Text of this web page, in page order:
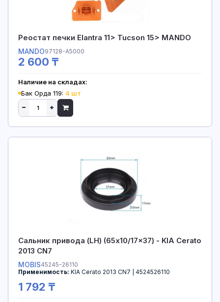
Реостат печки Elantra 11> Tucson 15> MANDO
MANDO97128-A5000
2 600 ₸
Наличие на складах:
Бак Орда 119: 4 шт
Сальник привода (LH) (65x10/17x37) - KIA Cerato
2013 CN7
MOBIS45245-26110
Применимость: KIA Cerato 2013 CN7 | 4524526110
1 792 ₸